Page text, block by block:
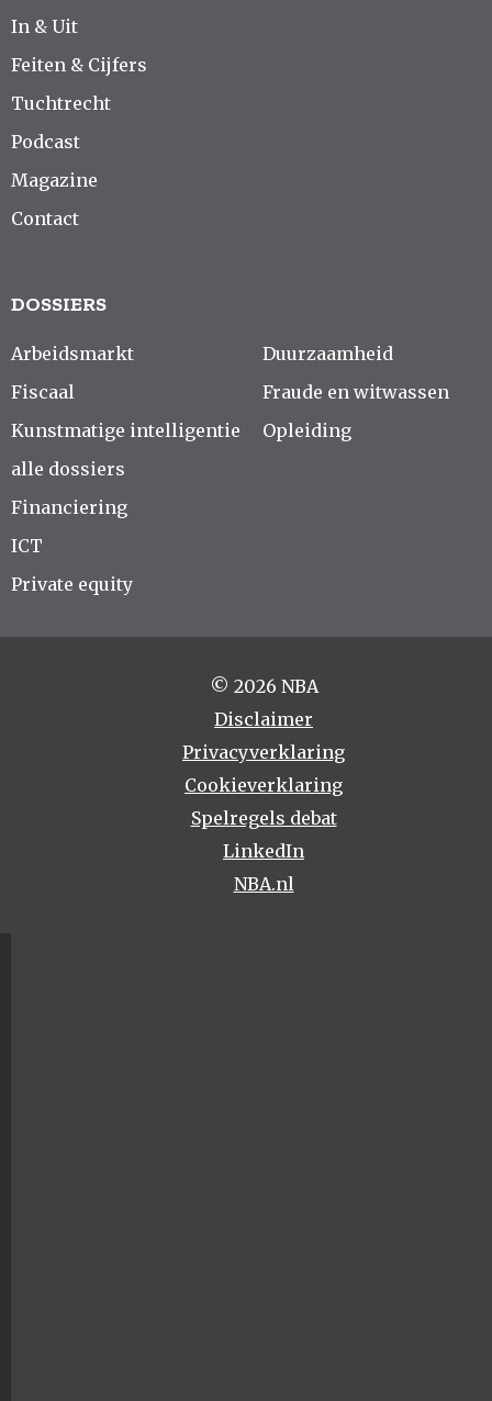
In & Uit
Feiten & Cijfers
Tuchtrecht
Podcast
Magazine
Contact
DOSSIERS
Arbeidsmarkt
Fiscaal
Kunstmatige intelligentie
alle dossiers
Duurzaamheid
Fraude en witwassen
Opleiding
Financiering
ICT
Private equity
© 2026 NBA
Disclaimer
Privacyverklaring
Cookieverklaring
Spelregels debat
LinkedIn
NBA.nl